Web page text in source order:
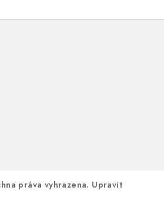
práva vyhrazena. Upravit